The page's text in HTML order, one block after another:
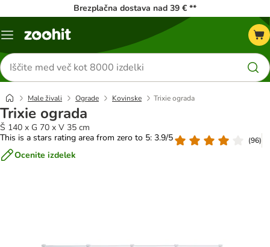
Brezplačna dostava nad 39 € **
Meni
Iskanje
izdelkov
Male živali Ograde Kovinske Trixie ograda
Trixie ograda
Š 140 x G 70 x V 35 cm
This is a stars rating area from zero to 5: 3.9/5
(96)
Ocenite izdelek